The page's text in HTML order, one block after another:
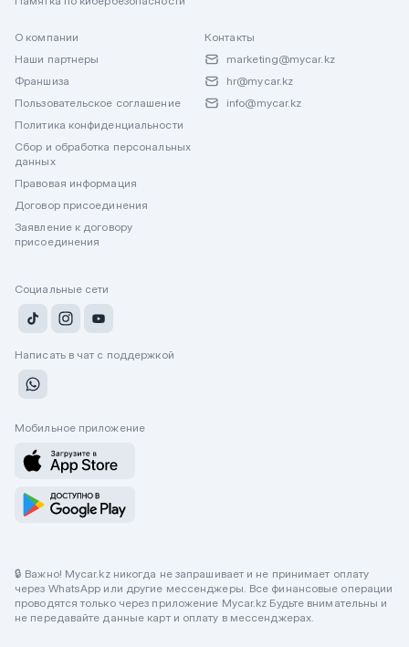
О компании
Наши партнеры
Франшиза
Пользовательское соглашение
Политика конфиденциальности
Сбор и обработка персональных
данных
Правовая информация
Договор присоединения
Заявление к договору
присоединения
Контакты
marketing@mycar.kz
hr@mycar.kz
info@mycar.kz
Социальные сети
Написать в чат с поддержкой
Мобильное приложение
🔒 Важно! Mycar.kz никогда не запрашивает и не принимает оплату
через WhatsApp или другие мессенджеры. Все финансовые операции
проводятся только через приложение Mycar.kz Будьте внимательны и
не передавайте данные карт и оплату в мессенджерах.